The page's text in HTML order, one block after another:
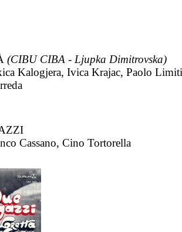
(CIBU CIBA - Ljupka Dimitrovska)
Kalogjera, Ivica Krajac, Paolo
Cassano, Cino Tortorella